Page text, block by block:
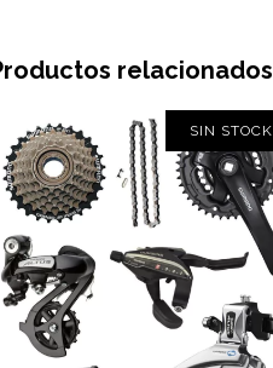
relacionados
SIN STOCK